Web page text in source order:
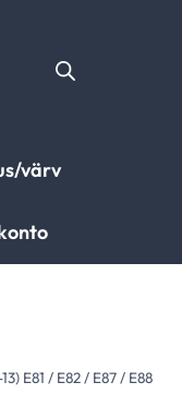
värv
E81 / E82 / E87 / E88